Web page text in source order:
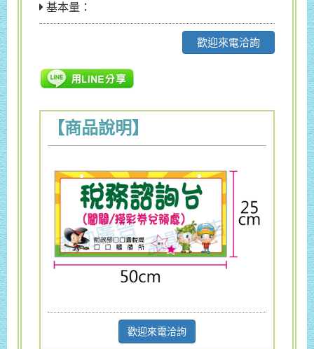
基本量：
歡迎來電洽詢
【商品說明】
歡迎來電洽詢